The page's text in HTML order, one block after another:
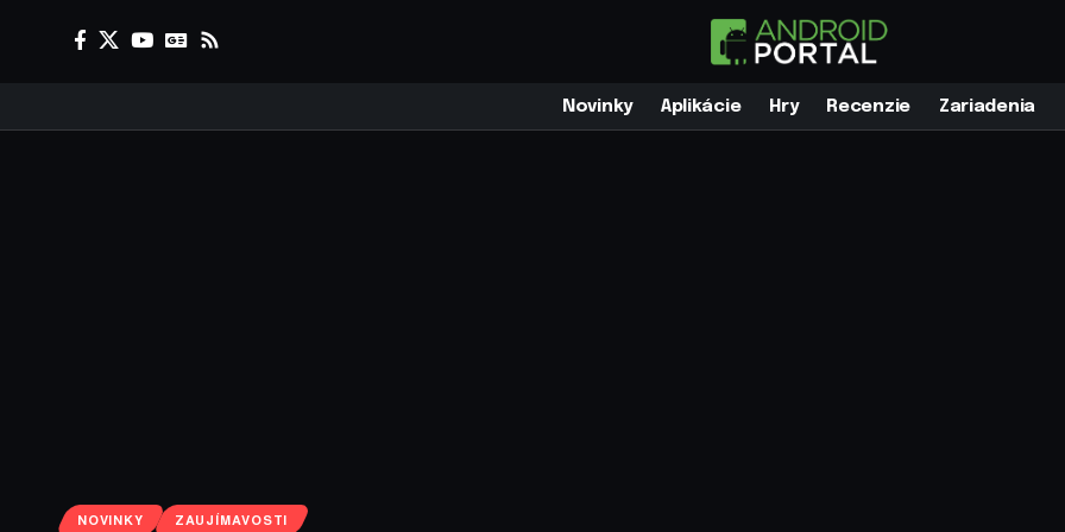
Novinky Aplikácie Hry Recenzie Zariadenia
NOVINKY ZAUJÍMAVOSTI